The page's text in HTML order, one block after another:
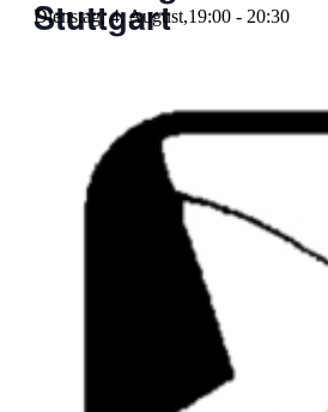
Stuttgart
Dienstag, 4. August,19:00 - 20:30